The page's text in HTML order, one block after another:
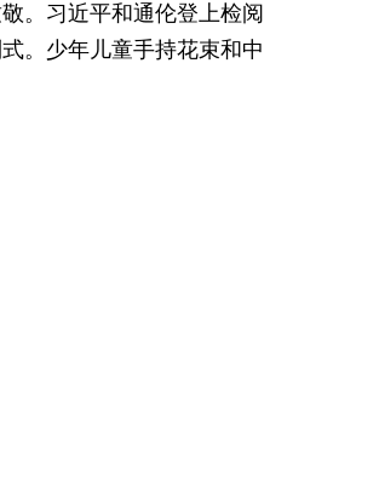
。习近平和通伦登上检阅
。少年儿童手持花束和中